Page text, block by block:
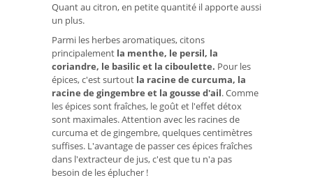
Quant au citron, en petite quantité il apporte aussi
un plus.
Parmi les herbes aromatiques, citons
principalement la menthe, le persil, la
coriandre, le basilic et la ciboulette. Pour les
épices, c'est surtout la racine de curcuma, la
racine de gingembre et la gousse d'ail. Comme
les épices sont fraîches, le goût et l'effet détox
sont maximales. Attention avec les racines de
curcuma et de gingembre, quelques centimètres
suffises. L'avantage de passer ces épices fraîches
dans l'extracteur de jus, c'est que tu n'a pas
besoin de les éplucher !